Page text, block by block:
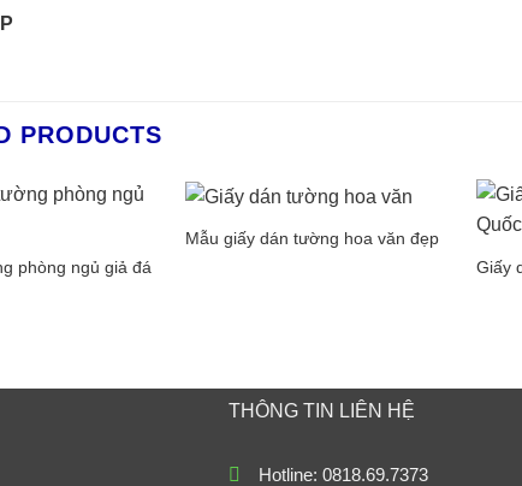
PRODUCTS
phòng ngủ giả đá
Mẫu giấy dán tường hoa văn đẹp
Giấy
THÔNG TIN LIÊN HỆ
Hotline: 0818.69.7373